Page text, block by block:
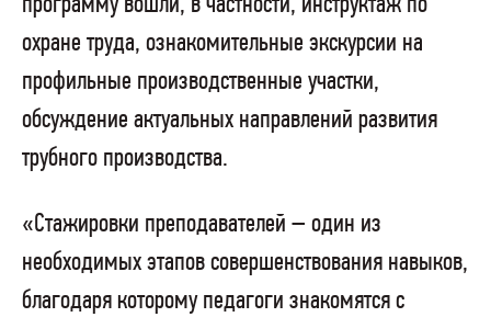
охране труда, ознакомительные экскурсии на
профильные производственные участки,
обсуждение актуальных направлений развития
трубного производства.
«Стажировки преподавателей – один из
необходимых этапов совершенствования навыков,
благодаря которому педагоги знакомятся с